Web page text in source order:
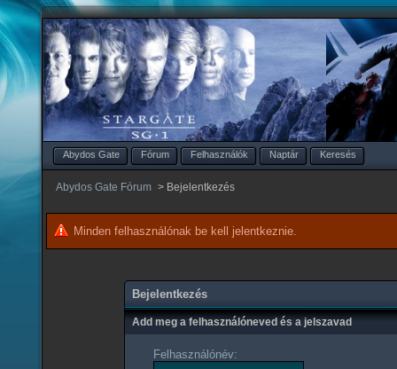
Abydos Gate Fórum Felhasználók Naptár Keresés
Abydos Gate Fórum > Bejelentkezés
Minden felhasználónak be kell jelentkeznie.
Bejelentkezés
Add meg a felhasználóneved és a jelszavad
Felhasználónév: